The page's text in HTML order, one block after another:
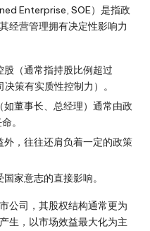
Enterprise, SOE）是指政
经营管理拥有决定性影响力
股（通常指持股比例超过
策有实质性控制力）。
如董事长、总经理）通常由政
。
外，往往还肩负着一定的政策
家意志的直接影响。
公司，其股权结构通常更为
生，以市场效益最大化为主